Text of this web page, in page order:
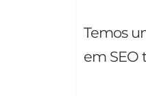
Temos
em SEO